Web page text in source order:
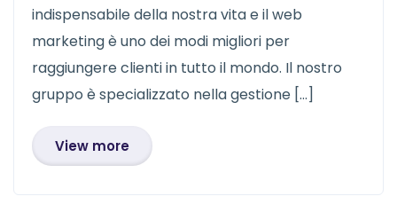
indispensabile della nostra vita e il web
marketing è uno dei modi migliori per
raggiungere clienti in tutto il mondo. Il nostro
gruppo è specializzato nella gestione […]
View more